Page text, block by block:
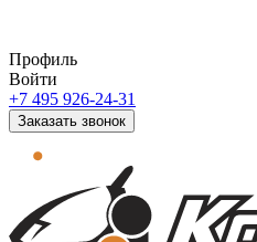
Профиль
Войти
+7 495 926-24-31
Заказать звонок